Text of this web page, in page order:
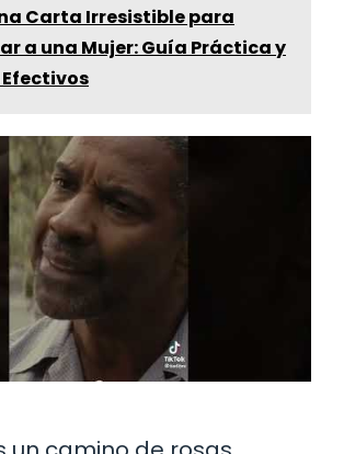
Carta Irresistible para
a una Mujer: Guía Práctica y